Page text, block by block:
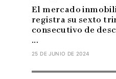
El mercado
registra su sexto
consecutivo de
...
25 DE JUNIO DE 2024